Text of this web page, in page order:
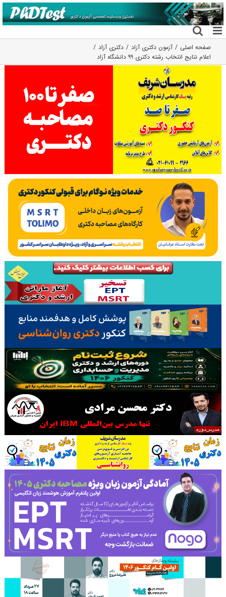
رفتن
به
محتوا
صفحه اصلی آزمون دکتری آزاد
دکتری آزاد
اعلام نتایج انتخاب رشته دکتری ٩٩ دانشگاه آزاد